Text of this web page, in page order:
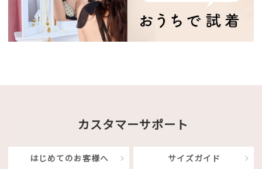
カスタマーサポート
はじめてのお客様へ サイズガイド